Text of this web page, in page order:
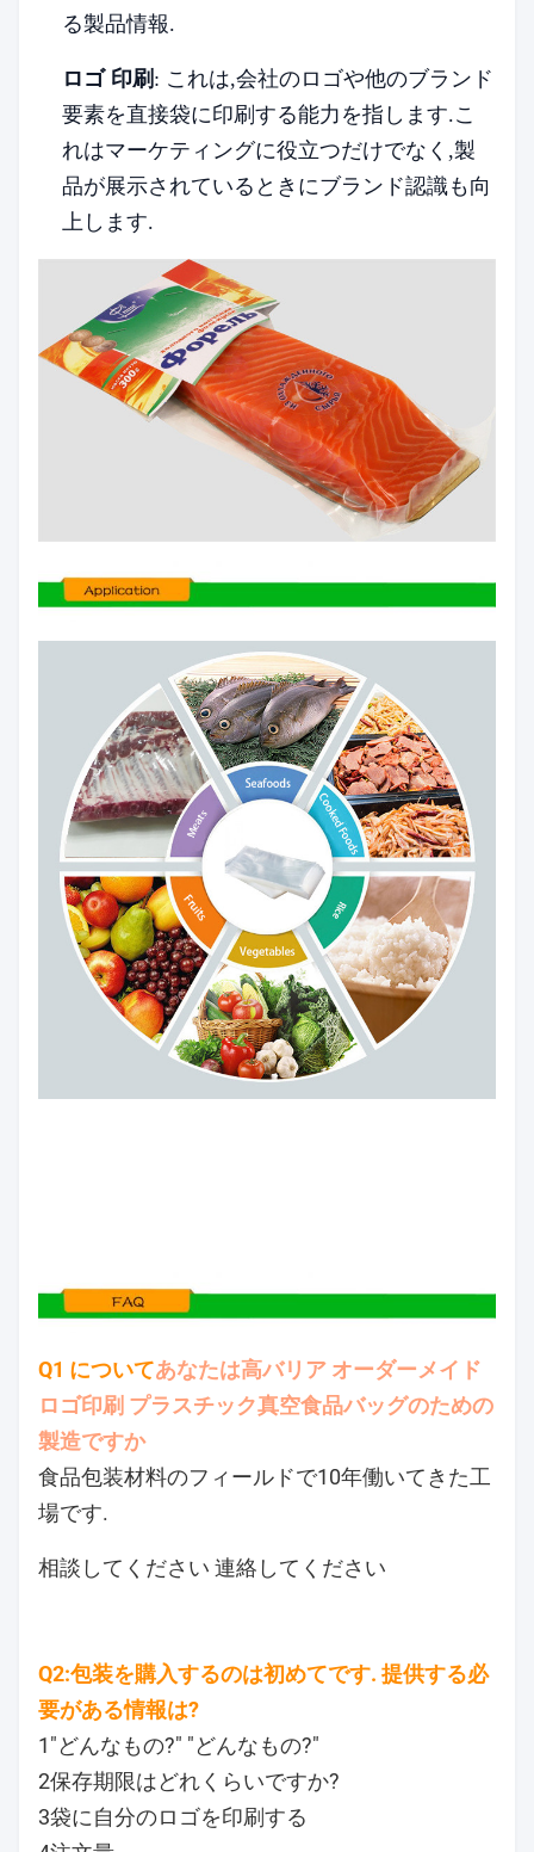
る製品情報.
ロゴ 印刷 : これは,会社のロゴや他のブランド
要素を直接袋に印刷する能力を指します.こ
れはマーケティングに役立つだけでなく,製
品が展示されているときにブランド認識も向
上します.
Q1 についてあなたは高バリア オーダーメイド
ロゴ印刷 プラスチック真空食品バッグのための
製造ですか
食品包装材料のフィールドで10年働いてきた工
場です.
相談してください 連絡してください
Q2:包装を購入するのは初めてです. 提供する必
要がある情報は?
1"どんなもの?" "どんなもの?"
2保存期限はどれくらいですか?
3袋に自分のロゴを印刷する